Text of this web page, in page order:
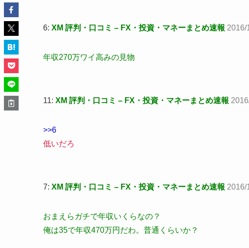
6: XM 評判・口コミ – FX・投資・マネーまとめ速報 2016/
年収270万ワイ高みの見物
11: XM 評判・口コミ – FX・投資・マネーまとめ速報
>>6
低いだろ
7: XM 評判・口コミ – FX・投資・マネーまとめ速報 2016/
おまえらガチで年収いくらなの？
俺は35で年収470万円だわ。普通くらいか？